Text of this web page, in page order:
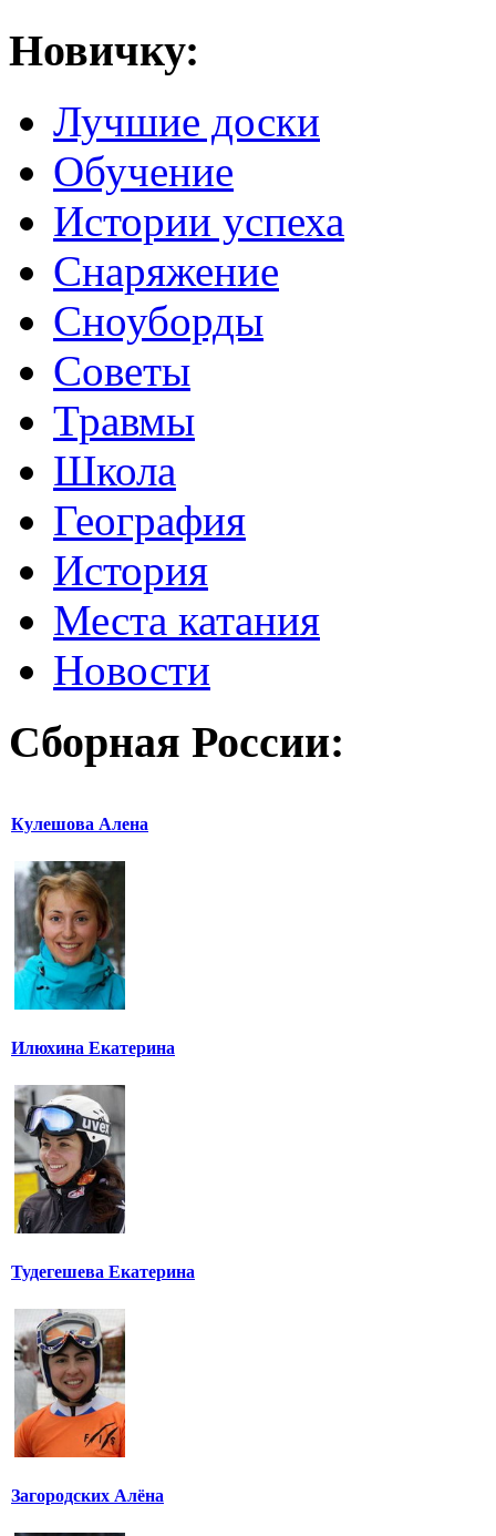
Новичку:
Лучшие доски
Обучение
Истории успеха
Снаряжение
Сноуборды
Советы
Травмы
Школа
География
История
Места катания
Новости
Сборная России:
Кулешова Алена
Илюхина Екатерина
Тудегешева Екатерина
Загородских Алёна